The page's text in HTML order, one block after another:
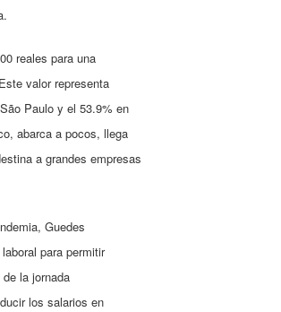
reales para una
valor representa
Paulo y el 53.9% en
abarca a pocos, llega
a grandes empresas
Guedes
para permitir
la jornada
los salarios en